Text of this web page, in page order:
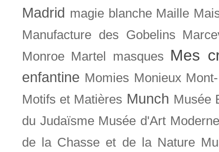
Madrid magie blanche Maille
Manufacture des Gobelins
Monroe Martel masques Mes
enfantine Momies Monieux
Motifs et Matières Munch Musée
du Judaïsme Musée d'Art
de la Chasse et de la Nature